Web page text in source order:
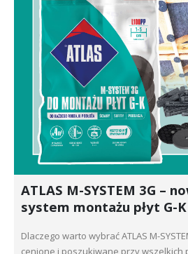
ATLAS M-SYSTEM 3G –
system montażu płyt G-K
Dlaczego warto wybrać ATLAS M-
cenione i poszukiwane przy wszelkich